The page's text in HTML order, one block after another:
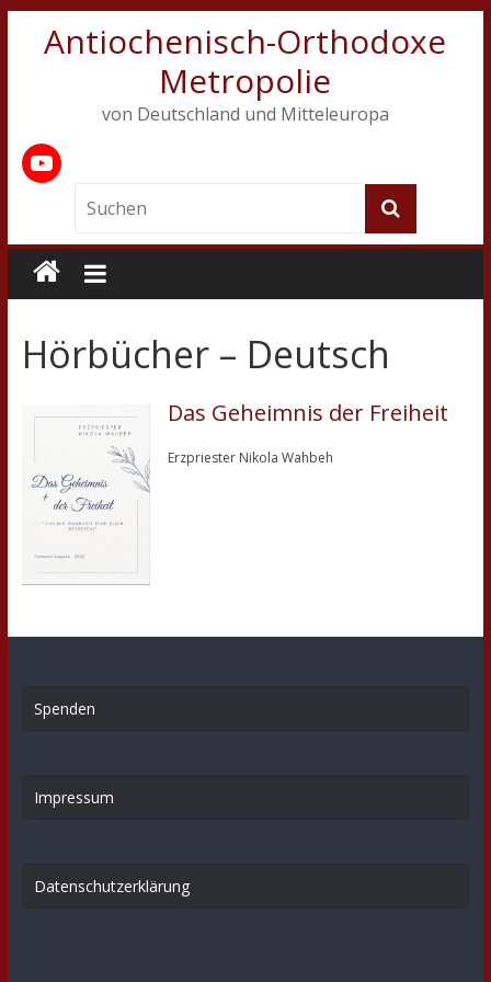
Antiochenisch-Orthodoxe
Metropolie
von Deutschland und Mitteleuropa
Hörbücher – Deutsch
Das Geheimnis der Freiheit
Erzpriester Nikola Wahbeh
Spenden
Impressum
Datenschutzerklärung